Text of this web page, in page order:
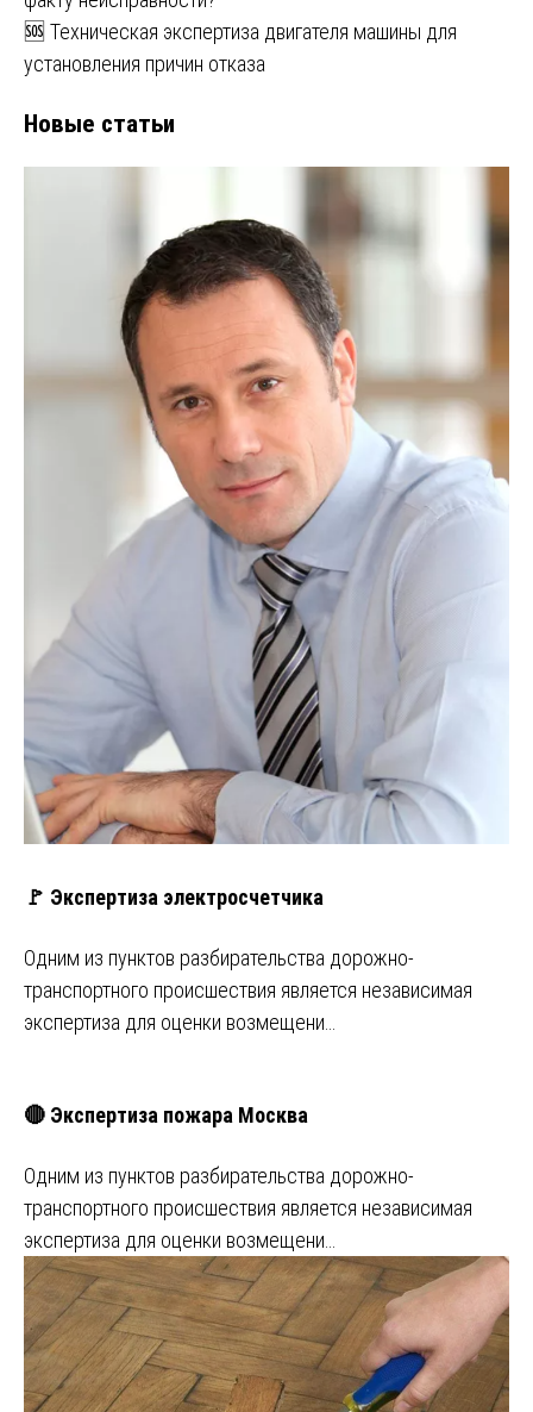
🆘 Техническая экспертиза двигателя машины для
установления причин отказа
Новые статьи
🚩 Экспертиза электросчетчика
Одним из пунктов разбирательства дорожно-
транспортного происшествия является независимая
экспертиза для оценки возмещени…
🔴 Экспертиза пожара Москва
Одним из пунктов разбирательства дорожно-
транспортного происшествия является независимая
экспертиза для оценки возмещени…